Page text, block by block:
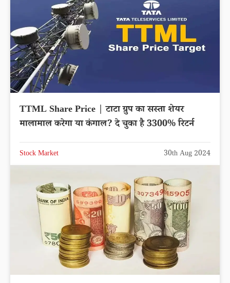
TTML Share Price | टाटा ग्रुप का सस्ता शेयर
मालामाल करेगा या कंगाल? दे चुका है 3300% रिटर्न
Stock Market 30th Aug 2024